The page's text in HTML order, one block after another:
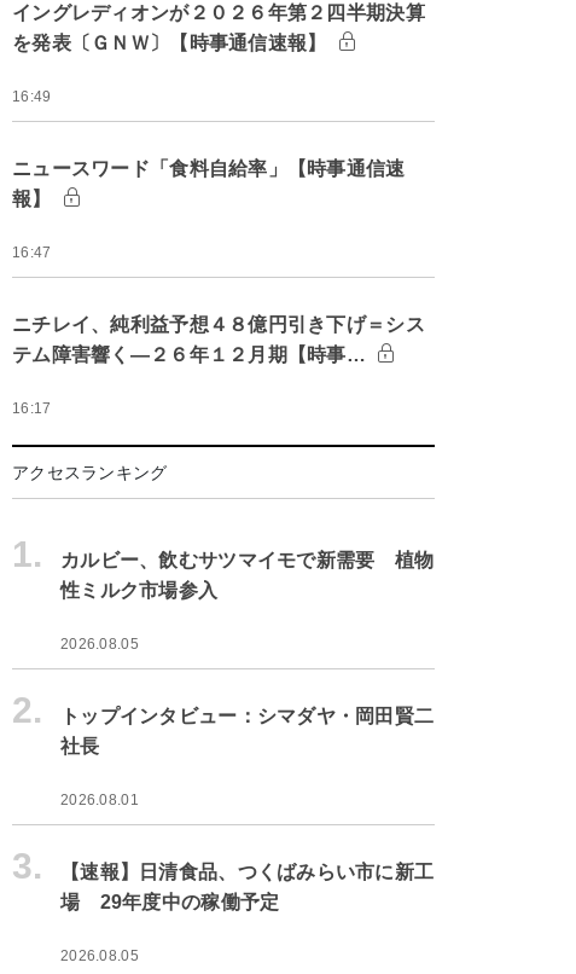
イングレディオンが２０２６年第２四半期決算
を発表〔ＧＮＷ〕【時事通信速報】
16:49
ニュースワード「食料自給率」【時事通信速
報】
16:47
ニチレイ、純利益予想４８億円引き下げ＝シス
テム障害響く―２６年１２月期【時事…
16:17
アクセスランキング
1.
カルビー、飲むサツマイモで新需要 植物
性ミルク市場参入
2026.08.05
2.
トップインタビュー：シマダヤ・岡田賢二
社長
2026.08.01
3.
【速報】日清食品、つくばみらい市に新工
場 29年度中の稼働予定
2026.08.05